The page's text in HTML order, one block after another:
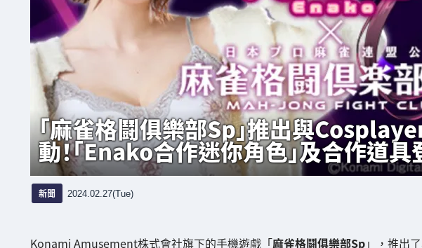
「麻雀格鬪俱樂部Sp」推出與
動！「Enako合作迷你角色」及合作道具
新聞 2024.02.27(Tue)
Konami Amusement株式會社旗下的手機遊戲「麻雀格鬪俱樂部Sp」，推出